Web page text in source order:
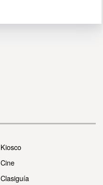
Kiosco
Cine
Clasiguía